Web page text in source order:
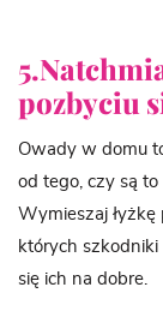
pozbyciu
Owady w domu
od tego, czy są
Wymieszaj łyżkę
których szkodniki
się ich na dobre.